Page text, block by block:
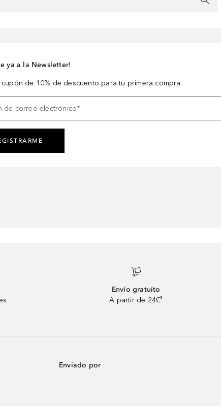
ya a la Newsletter!
cupón de 10% de descuento para tu primera compra
de correo electrónico*
Envío gratuito
A partir de 24€³
Enviado por